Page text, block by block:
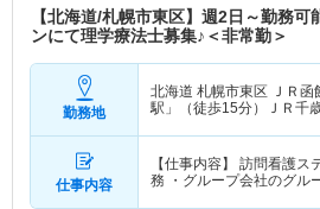
【北海道/札幌市東区】週2日～勤務
ンにて理学療法士募集♪＜非常勤＞
勤務地
北海道 札幌市東区 ＪＲ
駅」（徒歩15分）ＪＲ千
仕事内容
【仕事内容】 訪問看護
務 ・グループ会社のグル